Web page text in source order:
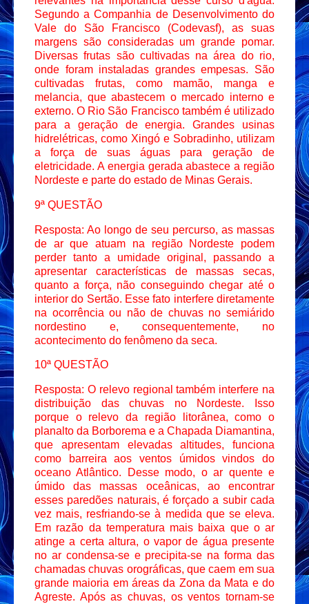
Segundo a Companhia de Desenvolvimento do
Vale do São Francisco (Codevasf), as suas
margens são consideradas um grande pomar.
Diversas frutas são cultivadas na área do rio,
onde foram instaladas grandes empesas. São
cultivadas frutas, como mamão, manga e
melancia, que abastecem o mercado interno e
externo. O Rio São Francisco também é utilizado
para a geração de energia. Grandes usinas
hidrelétricas, como Xingó e Sobradinho, utilizam
a força de suas águas para geração de
eletricidade. A energia gerada abastece a região
Nordeste e parte do estado de Minas Gerais.
9ª QUESTÃO
Resposta: Ao longo de seu percurso, as massas
de ar que atuam na região Nordeste podem
perder tanto a umidade original, passando a
apresentar características de massas secas,
quanto a força, não conseguindo chegar até o
interior do Sertão. Esse fato interfere diretamente
na ocorrência ou não de chuvas no semiárido
nordestino e, consequentemente, no
acontecimento do fenômeno da seca.
10ª QUESTÃO
Resposta: O relevo regional também interfere na
distribuição das chuvas no Nordeste. Isso
porque o relevo da região litorânea, como o
planalto da Borborema e a Chapada Diamantina,
que apresentam elevadas altitudes, funciona
como barreira aos ventos úmidos vindos do
oceano Atlântico. Desse modo, o ar quente e
úmido das massas oceânicas, ao encontrar
esses paredões naturais, é forçado a subir cada
vez mais, resfriando-se à medida que se eleva.
Em razão da temperatura mais baixa que o ar
atinge a certa altura, o vapor de água presente
no ar condensa-se e precipita-se na forma das
chamadas chuvas orográficas, que caem em sua
grande maioria em áreas da Zona da Mata e do
Agreste. Após as chuvas, os ventos tornam-se